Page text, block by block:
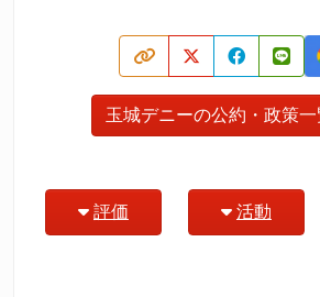
玉城デニーの公約・政策
評価 活動